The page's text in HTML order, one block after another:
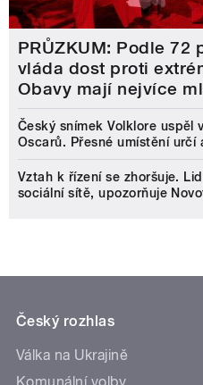
PRŮZKUM: Podle 72
vláda dost proti
Obavy mají nejvíce
Český snímek Volklore uspěl
Oscarů. Přesné umístění určí
Vztah k řízení se zhoršuje.
sociální sítě, upozorňuje
Český rozhlas
Válka na Ukrajině